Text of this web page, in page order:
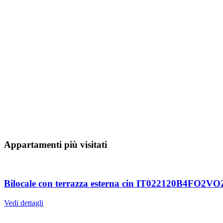
Appartamenti più visitati
Bilocale con terrazza esterna cin
Vedi dettagli